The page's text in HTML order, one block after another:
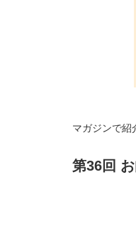
マガジンで紹
第36回